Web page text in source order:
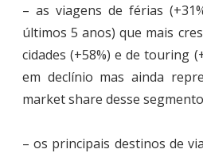
– as viagens de férias
últimos 5 anos) que mais
cidades (+58%) e de touring
em declínio mas ainda
market share desse segmento
– os principais destinos de